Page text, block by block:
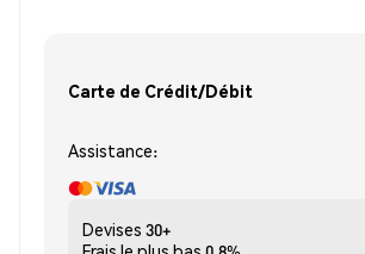
Carte de Crédit/Débit
Assistance:
Devises 30+